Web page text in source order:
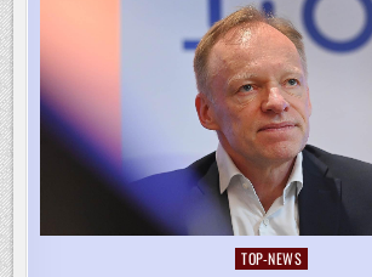
Posted
TOP-NEWS